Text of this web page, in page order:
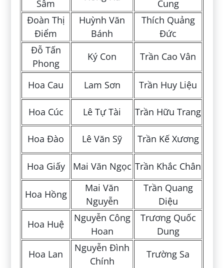
Sâm
Cung
Đoàn Thị
Điểm
Huỳnh Văn
Bánh
Thích Quảng
Đức
Đỗ Tấn
Phong
Ký Con Trần Cao Vân
Hoa Cau Lam Sơn Trần Huy Liệu
Hoa Cúc Lê Tự Tài Trần Hữu Trang
Hoa Đào Lê Văn Sỹ Trần Kế Xương
Hoa Giấy Mai Văn Ngọc Trần Khắc Chân
Hoa Hồng
Mai Văn
Nguyễn
Trần Quang
Diệu
Hoa Huệ
Nguyễn Công
Hoan
Trương Quốc
Dung
Hoa Lan
Nguyễn Đình
Chính
Trường Sa